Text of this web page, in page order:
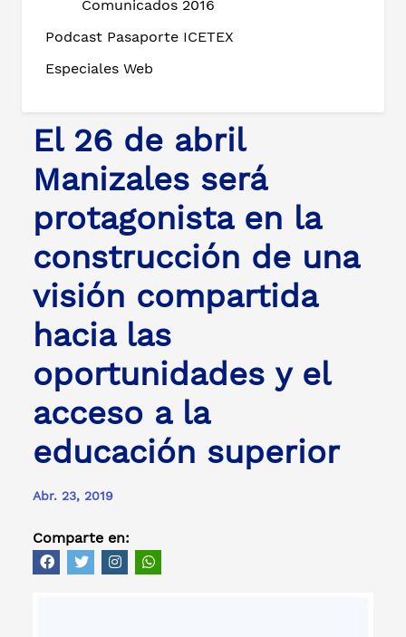
Comunicados 2016
Podcast Pasaporte ICETEX
Especiales Web
El 26 de abril
Manizales será
protagonista en la
construcción de una
visión compartida
hacia las
oportunidades y el
acceso a la
educación superior
Abr. 23, 2019
Comparte en: